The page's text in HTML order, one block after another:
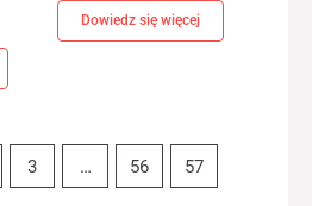
Dowiedz się więcej
3 … 56 57